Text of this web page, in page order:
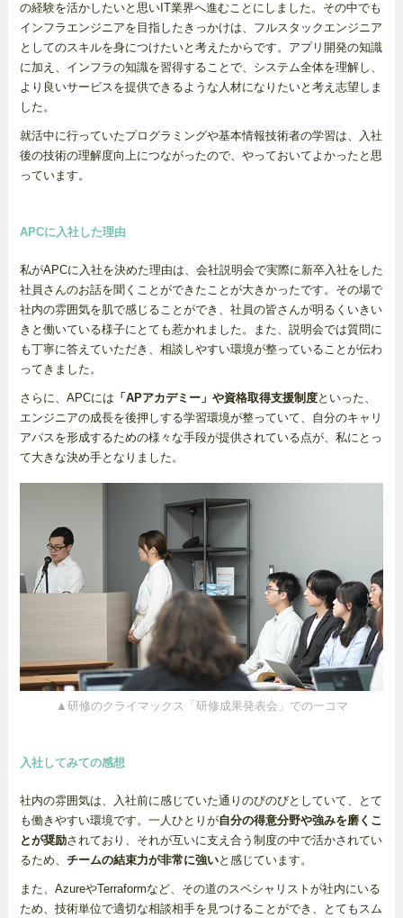
の経験を活かしたいと思いIT業界へ進むことにしました。その中でも
インフラエンジニアを目指したきっかけは、フルスタックエンジニア
としてのスキルを身につけたいと考えたからです。アプリ開発の知識
に加え、インフラの知識を習得することで、システム全体を理解し、
より良いサービスを提供できるような人材になりたいと考え志望しま
した。
就活中に行っていたプログラミングや基本情報技術者の学習は、入社
後の技術の理解度向上につながったので、やっておいてよかったと思
っています。
APCに入社した理由
私がAPCに入社を決めた理由は、会社説明会で実際に新卒入社をした
社員さんのお話を聞くことができたことが大きかったです。その場で
社内の雰囲気を肌で感じることができ、社員の皆さんが明るくいきい
きと働いている様子にとても惹かれました。また、説明会では質問に
も丁寧に答えていただき、相談しやすい環境が整っていることが伝わ
ってきました。
さらに、APCには 「APアカデミー」や資格取得支援制度といった、
エンジニアの成長を後押しする学習環境が整っていて、自分のキャリ
アパスを形成するための様々な手段が提供されている点が、私にとっ
て大きな決め手となりました。
▲研修のクライマックス「研修成果発表会」での一コマ
入社してみての感想
社内の雰囲気は、入社前に感じていた通りのびのびとしていて、とて
も働きやすい環境です。一人ひとりが自分の得意分野や強みを磨くこ
とが奨励されており、それが互いに支え合う制度の中で活かされてい
るため、 チームの結束力が非常に強いと感じています。
また、AzureやTerraformなど、その道のスペシャリストが社内にいる
ため、技術単位で適切な相談相手を見つけることができ、とてもスム